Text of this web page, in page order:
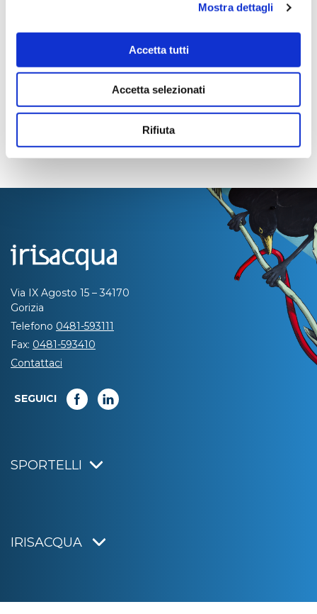
Mostra dettagli
Accetta tutti
Accetta selezionati
Rifiuta
Pagina aggiornata il 04/08/2020
Via IX Agosto 15 – 34170
Gorizia
Telefono 0481-593111
Fax: 0481-593410
Contattaci
SEGUICI
SPORTELLI
IRISACQUA